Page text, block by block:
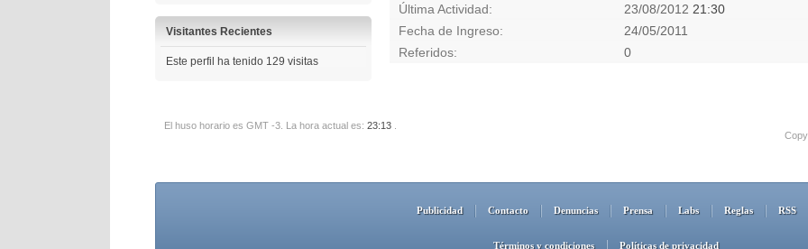
Visitantes Recientes
Este perfil ha tenido 129 visitas
Última Actividad
23/08/2012 21:30
Fecha de Ingreso
24/05/2011
Referidos
0
El huso horario es GMT -3. La hora actual es: 23:13
Publicidad Contacto Denuncias Prensa Labs Reglas RSS
Términos y condiciones Políticas de privacidad